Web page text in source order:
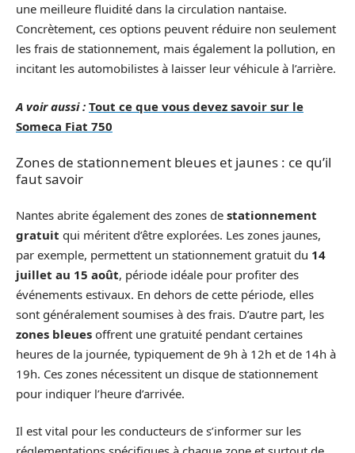
une meilleure fluidité dans la circulation nantaise.
Concrètement, ces options peuvent réduire non seulement
les frais de stationnement, mais également la pollution, en
incitant les automobilistes à laisser leur véhicule à l’arrière.
A voir aussi : Tout ce que vous devez savoir sur le
Someca Fiat 750
Zones de stationnement bleues et jaunes : ce qu’il
faut savoir
Nantes abrite également des zones de stationnement
gratuit qui méritent d’être explorées. Les zones jaunes,
par exemple, permettent un stationnement gratuit du 14
juillet au 15 août, période idéale pour profiter des
événements estivaux. En dehors de cette période, elles
sont généralement soumises à des frais. D’autre part, les
zones bleues offrent une gratuité pendant certaines
heures de la journée, typiquement de 9h à 12h et de 14h à
19h. Ces zones nécessitent un disque de stationnement
pour indiquer l’heure d’arrivée.
Il est vital pour les conducteurs de s’informer sur les